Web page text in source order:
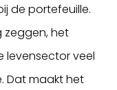
de portefeuille.
zeggen, het
levensector veel
Dat maakt het